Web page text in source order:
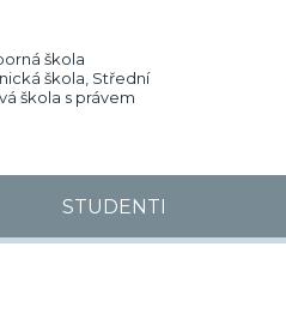
škola
škola, Střední
škola s právem
STUDENTI